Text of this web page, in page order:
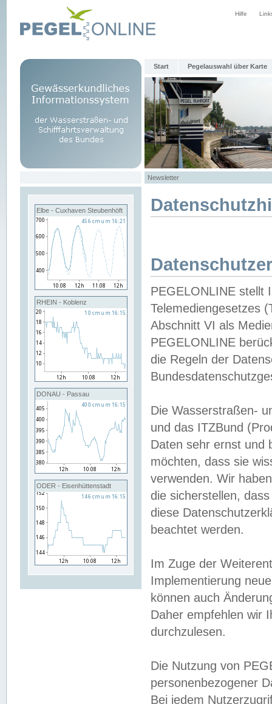
Hilfe
Start Pegelauswahl über Karte
Newsletter
Elbe - Cuxhaven Steubenhöft
RHEIN - Koblenz
DONAU - Passau
ODER - Eisenhüttenstadt
PEGELONLINE stellt
Telemediengesetzes
Abschnitt VI als
PEGELONLINE
die Regeln der
Die Wasserstraßen-
und das ITZBund
Daten sehr ernst und
möchten, dass sie
verwenden. Wir
die sicherstellen,
diese
beachtet werden.
Im Zuge der
Implementierung
können auch
Daher empfehlen wir
durchzulesen.
Die Nutzung von
personenbezogener
Bei jedem